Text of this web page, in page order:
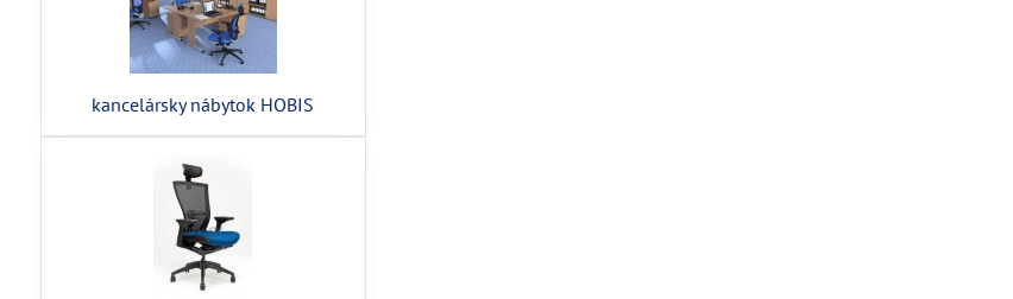
kancelársky nábytok HOBIS